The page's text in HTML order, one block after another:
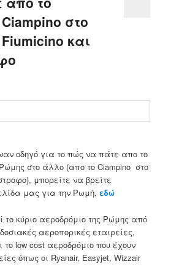
στο
και
οδηγό για το πώς να πάτε απο το
στο άλλο (απο το Ciampino στο
μπορείτε να βρείτε
μας για την Ρωμή,εδώ
το κύριο αεροδρόμιο της Ρώμης από
αεροπορικές εταιρείες,
το low cost αεροδρόμιο που έχουν
όπως οι Ryanair, Easyjet, Wizzair